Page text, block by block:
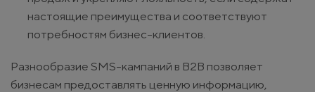
настоящие преимущества и соответствуют
потребностям бизнес-клиентов.
Разнообразие SMS-кампаний в B2B позволяет
бизнесам предоставлять ценную информацию,